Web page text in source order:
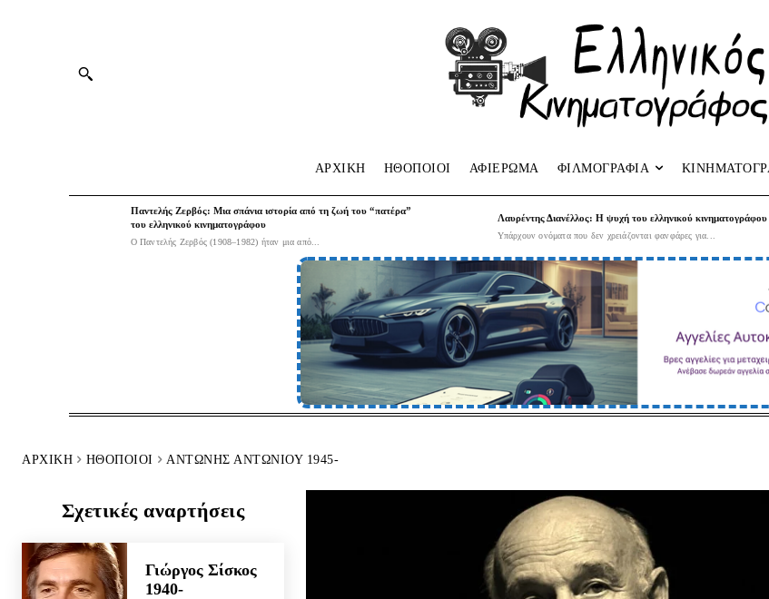
ΑΡΧΙΚΗ HΘΟΠΟΙΟΙ ΑΦΙΕΡΩΜΑ ΦΙΛΜΟΓΡΑΦΙΑ
Παντελής Ζερβός: Μια σπάνια ιστορία από τη ζωή του “πατέρα”
του ελληνικού κινηματογράφου
Ο Παντελής Ζερβός (1908–1982) ήταν μια από...
Λαυρέντης Διανέλλος: Η ψυχή του ελληνικού κινηματογράφου
Υπάρχουν ονόματα που δεν χρειάζονται φανφάρες για...
ΑΡΧΙΚΉ HΘΟΠΟΙΟΊ ΑΝΤΏΝΗΣ ΑΝΤΩΝΊΟΥ 1945-
Σχετικές αναρτήσεις
Γιώργος Σίσκος
1940-